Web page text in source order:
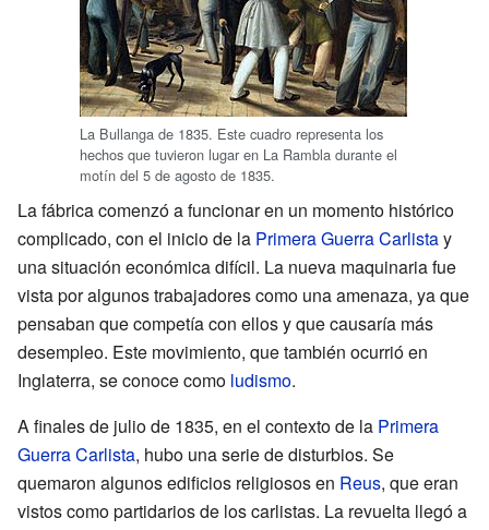
La Bullanga de 1835. Este cuadro representa los
hechos que tuvieron lugar en La Rambla durante el
motín del 5 de agosto de 1835.
La fábrica comenzó a funcionar en un momento histórico
complicado, con el inicio de la Primera Guerra Carlistay
una situación económica difícil. La nueva maquinaria fue
vista por algunos trabajadores como una amenaza, ya que
pensaban que competía con ellos y que causaría más
desempleo. Este movimiento, que también ocurrió en
Inglaterra, se conoce como ludismo.
A finales de julio de 1835, en el contexto de la Primera
Guerra Carlista, hubo una serie de disturbios. Se
quemaron algunos edificios religiosos en Reus, que eran
vistos como partidarios de los carlistas. La revuelta llegó a